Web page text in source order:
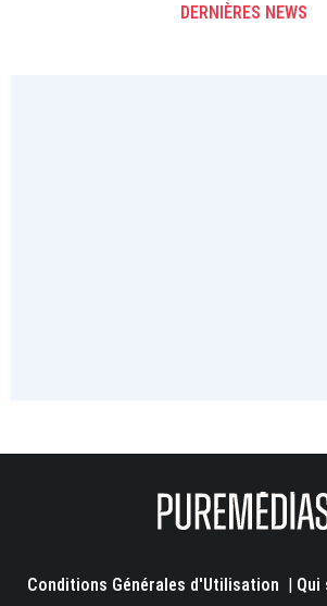
DERNIÈRES NEWS
Conditions Générales d'Utilisation | Qui